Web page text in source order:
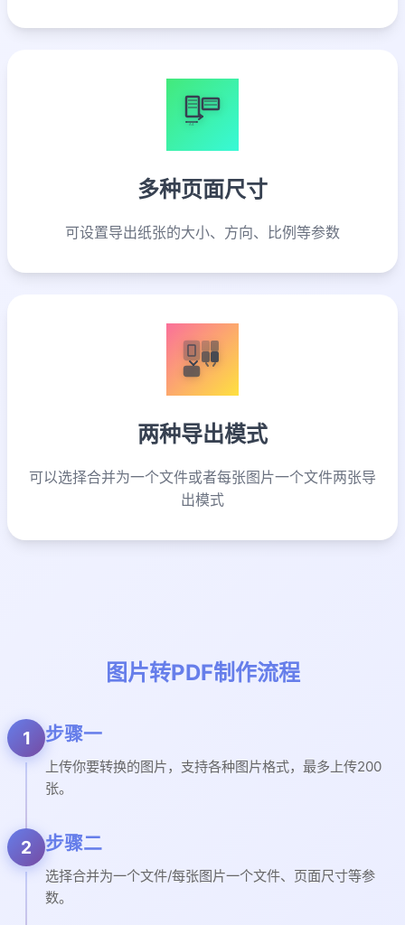
A4
多种页面尺寸
可设置导出纸张的大小、方向、比例等参数
两种导出模式
可以选择合并为一个文件或者每张图片一个文件两张导
出模式
图片转PDF制作流程
1 步骤一
上传你要转换的图片，支持各种图片格式，最多上传200
张。
2 步骤二
选择合并为一个文件/每张图片一个文件、页面尺寸等参
数。